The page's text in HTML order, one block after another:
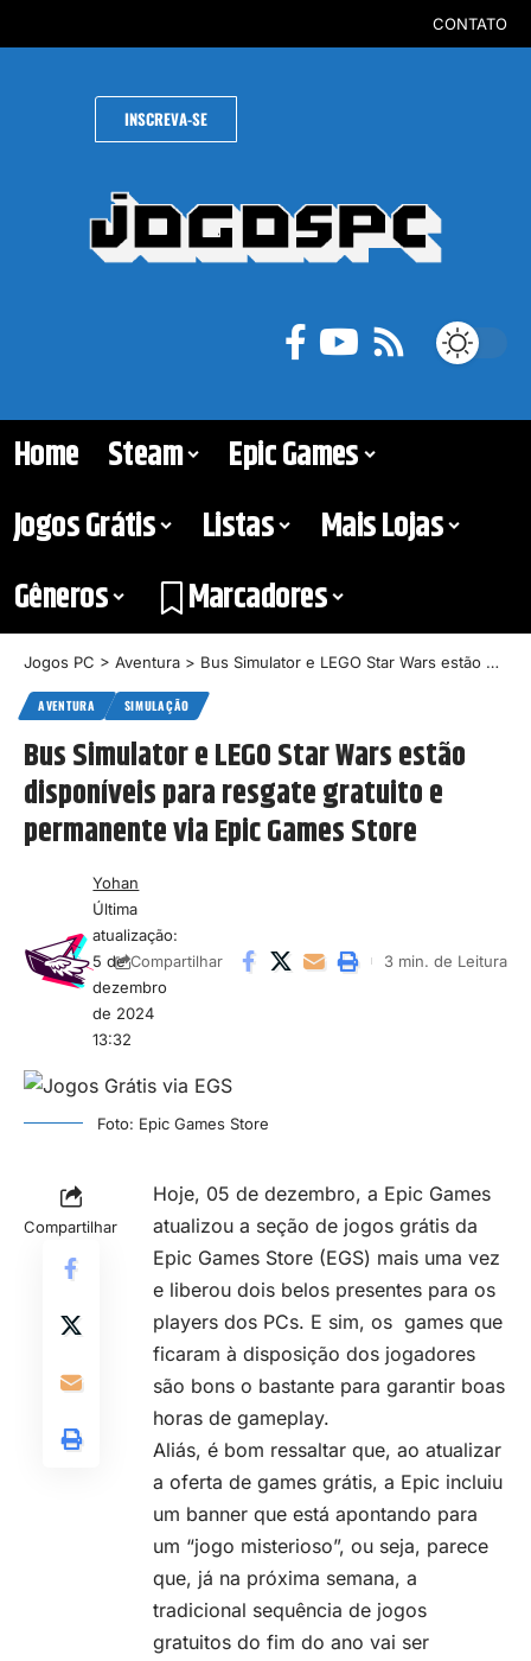
CONTATO
INSCREVA-SE
Home Steam
Epic Games
Jogos Grátis
Listas
Mais Lojas
Gêneros
Marcadores
Jogos PC > Aventura > Bus Simulator e LEGO Star Wars estão disponíveis para resgate gratuito e permanente via Epic Games Store
AVENTURA SIMULAÇÃO
Bus Simulator e LEGO Star Wars estão
disponíveis para resgate gratuito e
permanente via Epic Games Store
Última
atualização:
5 de
dezembro
de 2024
13:32
Yohan
Compartilhar 3 min. de Leitura
Foto: Epic Games Store
Compartilhar
Hoje, 05 de dezembro, a Epic Games
atualizou a seção de jogos grátis da
Epic Games Store (EGS) mais uma vez
e liberou dois belos presentes para os
players dos PCs. E sim, os games que
ficaram à disposição dos jogadores
são bons o bastante para garantir boas
horas de gameplay.
Aliás, é bom ressaltar que, ao atualizar
a oferta de games grátis, a Epic incluiu
um banner que está apontando para
um “jogo misterioso”, ou seja, parece
que, já na próxima semana, a
tradicional sequência de jogos
gratuitos do fim do ano vai ser